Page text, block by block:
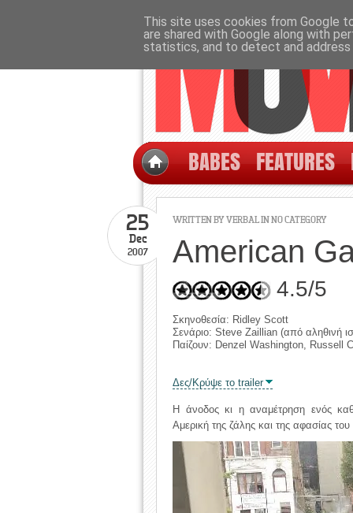
BABES FEATURES
WRITTEN BYVERBALIN NO CATEGORY
25
Dec
2007 American
4.5/5
Σκηνοθεσία: Ridley Scott
Σενάριο: Steve Zaillian (από αληθινή
Παίζουν: Denzel Washington, Russell
Δες/Κρύψε το trailer
Η άνοδος κι η αναμέτρηση ενός
Αμερική της ζάλης και της αφασίας
This site uses cookies from Google
are shared with Google along with
statistics, and to detect and address